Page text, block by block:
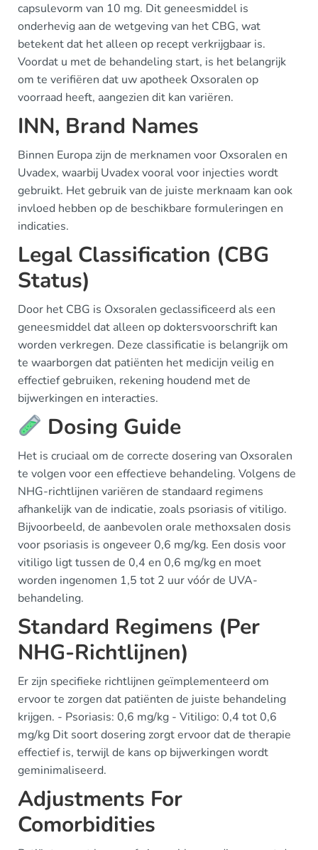
capsulevorm van 10 mg. Dit geneesmiddel is
onderhevig aan de wetgeving van het CBG, wat
betekent dat het alleen op recept verkrijgbaar is.
Voordat u met de behandeling start, is het belangrijk
om te verifiëren dat uw apotheek Oxsoralen op
voorraad heeft, aangezien dit kan variëren.
INN, Brand Names
Binnen Europa zijn de merknamen voor Oxsoralen en
Uvadex, waarbij Uvadex vooral voor injecties wordt
gebruikt. Het gebruik van de juiste merknaam kan ook
invloed hebben op de beschikbare formuleringen en
indicaties.
Legal Classification (CBG
Status)
Door het CBG is Oxsoralen geclassificeerd als een
geneesmiddel dat alleen op doktersvoorschrift kan
worden verkregen. Deze classificatie is belangrijk om
te waarborgen dat patiënten het medicijn veilig en
effectief gebruiken, rekening houdend met de
bijwerkingen en interacties.
Dosing Guide
Het is cruciaal om de correcte dosering van Oxsoralen
te volgen voor een effectieve behandeling. Volgens de
NHG-richtlijnen variëren de standaard regimens
afhankelijk van de indicatie, zoals psoriasis of vitiligo.
Bijvoorbeeld, de aanbevolen orale methoxsalen dosis
voor psoriasis is ongeveer 0,6 mg/kg. Een dosis voor
vitiligo ligt tussen de 0,4 en 0,6 mg/kg en moet
worden ingenomen 1,5 tot 2 uur vóór de UVA-
behandeling.
Standard Regimens (Per
NHG-Richtlijnen)
Er zijn specifieke richtlijnen geïmplementeerd om
ervoor te zorgen dat patiënten de juiste behandeling
krijgen. - Psoriasis: 0,6 mg/kg - Vitiligo: 0,4 tot 0,6
mg/kg Dit soort dosering zorgt ervoor dat de therapie
effectief is, terwijl de kans op bijwerkingen wordt
geminimaliseerd.
Adjustments For
Comorbidities